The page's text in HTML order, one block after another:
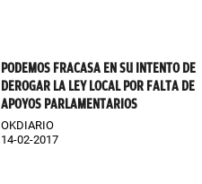
PODEMOS FRACASA EN SU INTENTO DE
DEROGAR LA LEY LOCAL POR FALTA DE
APOYOS PARLAMENTARIOS
OKDIARIO
14-02-2017